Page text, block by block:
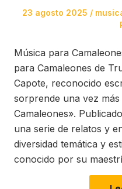
Posted
23 agosto 2025
Música para
para Camaleones de
Capote, reconocido
sorprende una vez
Camaleones».
una serie de relatos y
diversidad temática y
conocido por su